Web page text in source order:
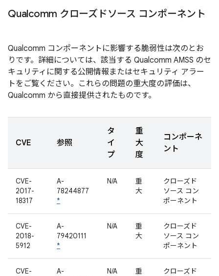
Qualcomm クローズドソース コンポーネント
Qualcomm コンポーネントに影響する脆弱性は次のとお
りです。詳細については、該当する Qualcomm AMSS のセ
キュリティに関する公開情報またはセキュリティ アラー
トをご覧ください。これらの問題の重大度の評価は、
Qualcomm から直接提供されたものです。
CVE 参照
タ
イ
プ
重
大
度
コンポーネ
ント
CVE-
2017-
18317
A-
78244877
*
N/A
重
大
クローズド
ソース コン
ポーネント
CVE-
2018-
5912
A-
79420111
*
N/A
重
大
クローズド
ソース コン
ポーネント
CVE-
A-
N/A
重
クローズド